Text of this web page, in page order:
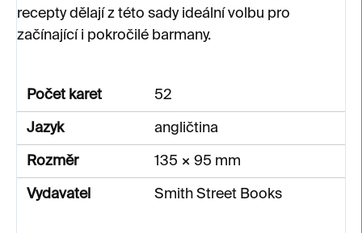
recepty dělají z této sady ideální volbu pro
začínající i pokročilé barmany.
Počet karet 52
Jazyk angličtina
Rozměr 135 × 95 mm
Vydavatel Smith Street Books